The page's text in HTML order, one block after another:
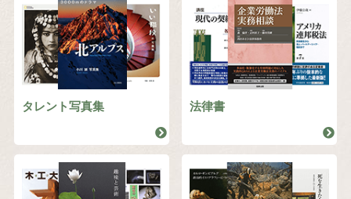
タレント写真集 法律書